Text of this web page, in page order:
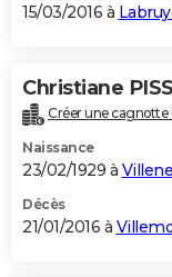
15/03/2016 à
Christiane
Créer une cagnotte
Naissance
23/02/1929 à
Décès
21/01/2016 à